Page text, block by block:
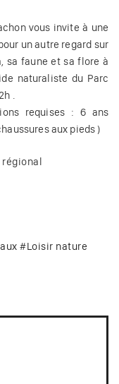
vous invite à une
un autre regard sur
sa faune et sa flore à
naturaliste du Parc
.
requises : 6 ans
aux pieds )
régional
#Loisir nature